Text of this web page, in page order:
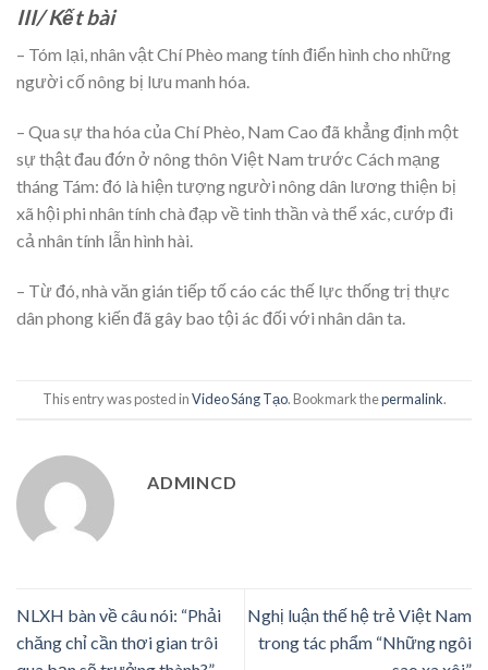
III/ Kết bài
– Tóm lại, nhân vật Chí Phèo mang tính điển hình cho những
người cố nông bị lưu manh hóa.
– Qua sự tha hóa của Chí Phèo, Nam Cao đã khẳng định một
sự thật đau đớn ở nông thôn Việt Nam trước Cách mạng
tháng Tám: đó là hiện tượng người nông dân lương thiện bị
xã hội phi nhân tính chà đạp về tinh thần và thể xác, cướp đi
cả nhân tính lẫn hình hài.
– Từ đó, nhà văn gián tiếp tố cáo các thế lực thống trị thực
dân phong kiến đã gây bao tội ác đối với nhân dân ta.
This entry was posted inVideo Sáng Tạo. Bookmark thepermalink.
ADMINCD
NLXH bàn về câu nói: “Phải
chăng chỉ cần thơi gian trôi
Nghị luận thế hệ trẻ Việt Nam
trong tác phẩm “Những ngôi